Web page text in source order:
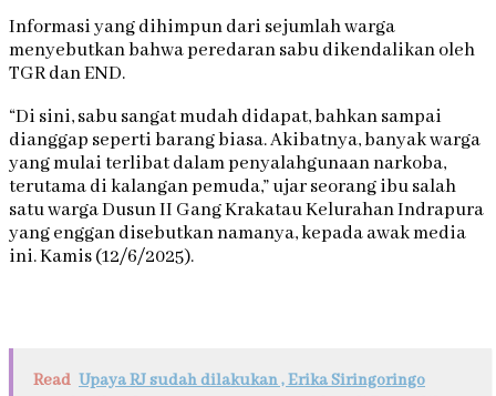
Informasi yang dihimpun dari sejumlah warga
menyebutkan bahwa peredaran sabu dikendalikan oleh
TGR dan END.
“Di sini, sabu sangat mudah didapat, bahkan sampai
dianggap seperti barang biasa. Akibatnya, banyak warga
yang mulai terlibat dalam penyalahgunaan narkoba,
terutama di kalangan pemuda,” ujar seorang ibu salah
satu warga Dusun II Gang Krakatau Kelurahan Indrapura
yang enggan disebutkan namanya, kepada awak media
ini. Kamis (12/6/2025).
Read Upaya RJ sudah dilakukan , Erika Siringoringo